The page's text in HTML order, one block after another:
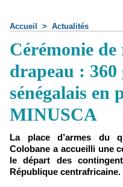
Accueil > Actualités
Cérémonie de
drapeau : 360
sénégalais en
MINUSCA
La place d’armes du
Colobane a accueilli une
le départ des
République centrafricaine.